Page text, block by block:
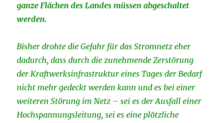
ganze Flächen des Landes müssen abgeschaltet
werden.
Bisher drohte die Gefahr für das Stromnetz eher
dadurch, dass durch die zunehmende Zerstörung
der Kraftwerksinfrastruktur eines Tages der Bedarf
nicht mehr gedeckt werden kann und es bei einer
weiteren Störung im Netz – sei es der Ausfall einer
Hochspannungsleitung, sei es eine plötzliche